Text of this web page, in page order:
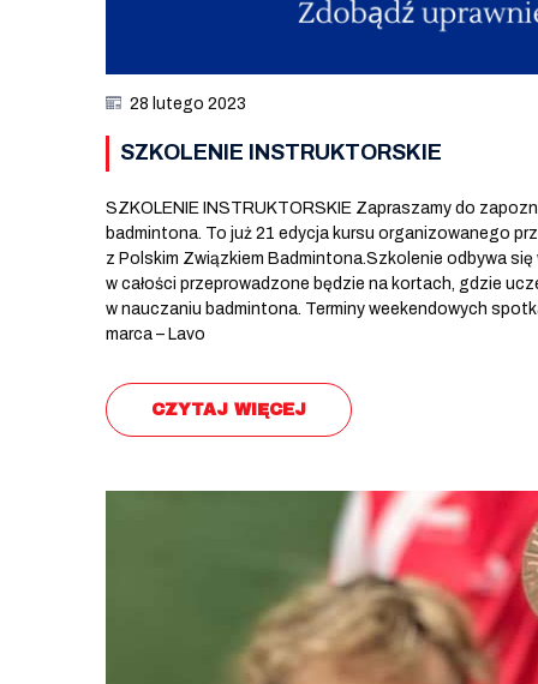
28 lutego 2023
SZKOLENIE INSTRUKTORSKIE
SZKOLENIE INSTRUKTORSKIE Zapraszamy do
badmintona. To już 21 edycja kursu organizowanego
z Polskim Związkiem Badmintona.Szkolenie odbywa
w całości przeprowadzone będzie na kortach, gdzie
w nauczaniu badmintona. Terminy weekendowych
marca – Lavo
CZYTAJ WIĘCEJ